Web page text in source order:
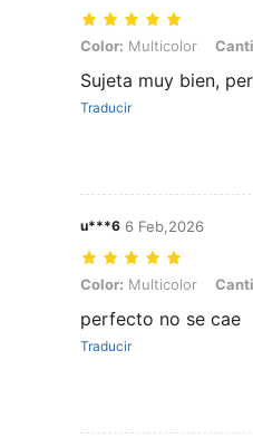
Color: Multicolor, Cantidad:
Color: Multicolor
Sujeta muy bien,
Traducir
u***6 6 Feb,2026
Color: Multicolor, Cantidad:
Color: Multicolor
perfecto no se cae
Traducir